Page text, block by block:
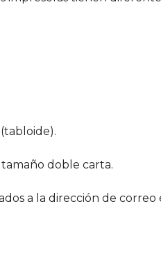
doble carta.
a la dirección de